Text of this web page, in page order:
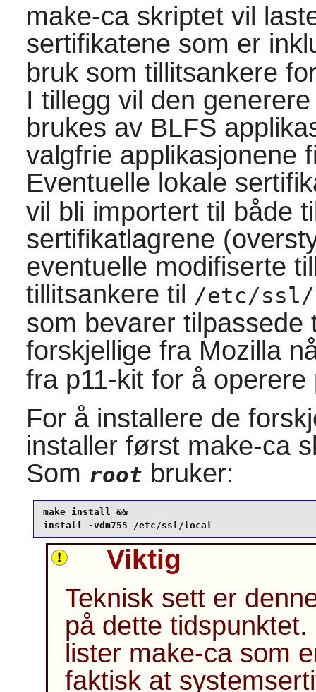
make-caskriptet vil
sertifikatene som er
bruk som tillitsankere
I tillegg vil den
brukes av BLFS
valgfrie applikasjonene
Eventuelle lokale
vil bli importert til både
sertifikatlagrene
eventuelle modifiserte
tillitsankere til
/etc/
som bevarer tilpassede
forskjellige fra Mozilla
fra p11-kitfor å operere
For å installere de
installer først make-ca
Som root bruker:
make install &&
install -vdm755 /etc/ssl/local
Viktig
Teknisk sett er
på dette
lister make-casom
faktisk at